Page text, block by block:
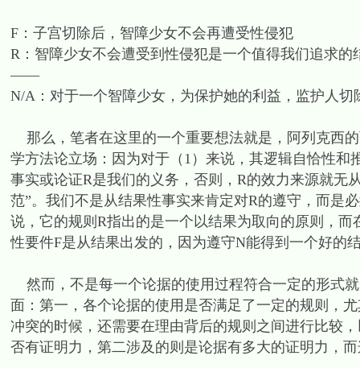
F：子宫切除后，智障少女不会再遭受性侵犯
R：智障少女不会遭受到性侵犯是一个值得我们追求的
——
N/A：对于一个智障少女，为保护她的利益，监护人切
那么，笔者在这里的一个重要想法就是，阿列克西
学方法论立场：因为对于（1）来说，其逻辑自恰性
事实或论证R是我们的义务，否则，R的效力来源就无
范”。我们不是从结果性事实来肯定对R的遵守，而是
说，它的规则R指出的是一个以结果为取向的原则，
性要件F是从结果出发的，因为遵守N能得到一个好的
然而，不是每一个论据的使用过程符合一定的形式
面：第一，各个论据的使用是否满足了一定的规则，
冲突的时候，还需要在理由背后的规则之间进行比较
否有证明力，第二涉及的则是论据有多大的证明力，